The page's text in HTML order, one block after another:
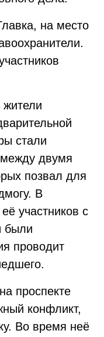
на место
стали
двумя
позвал для
В
участников с
были
проводит
проспекте
конфликт,
Во время неё